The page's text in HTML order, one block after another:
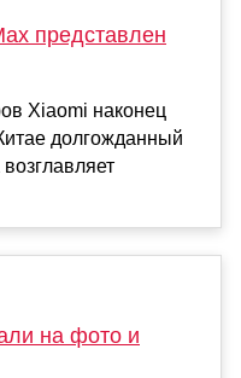
представлен
Xiaomi наконец
долгожданный
на фото и